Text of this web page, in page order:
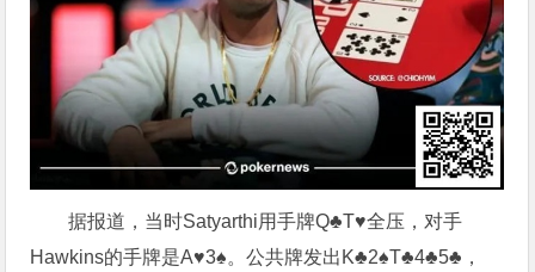
据报道，当时Satyarthi用手牌Q♣T♥全压，对手
Hawkins的手牌是A♥3♠。公共牌发出K♣2♠T♣4♣5♣，